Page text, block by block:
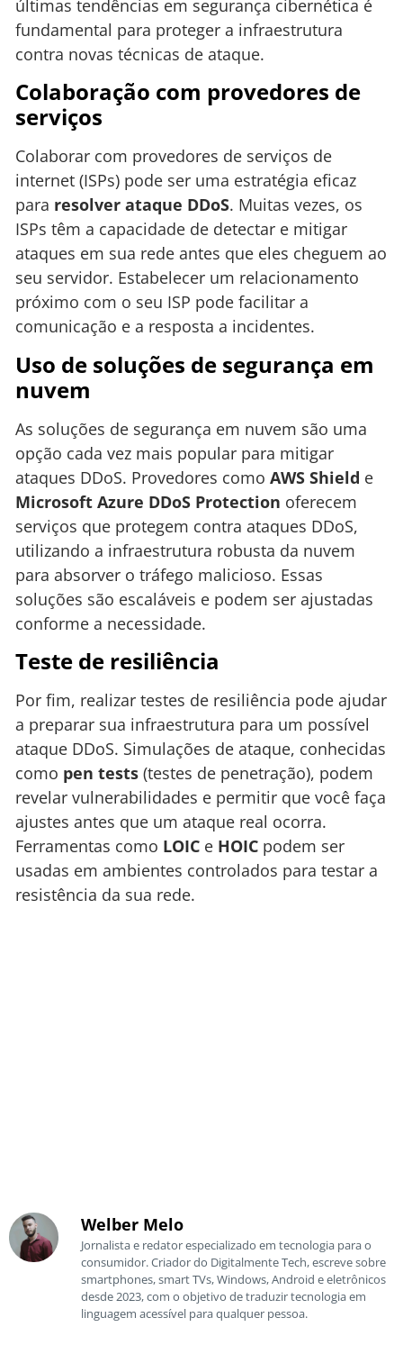
últimas tendências em segurança cibernética é
fundamental para proteger a infraestrutura
contra novas técnicas de ataque.
Colaboração com provedores de
serviços
Colaborar com provedores de serviços de
internet (ISPs) pode ser uma estratégia eficaz
para resolver ataque DDoS. Muitas vezes, os
ISPs têm a capacidade de detectar e mitigar
ataques em sua rede antes que eles cheguem ao
seu servidor. Estabelecer um relacionamento
próximo com o seu ISP pode facilitar a
comunicação e a resposta a incidentes.
Uso de soluções de segurança em
nuvem
As soluções de segurança em nuvem são uma
opção cada vez mais popular para mitigar
ataques DDoS. Provedores como AWS Shield e
Microsoft Azure DDoS Protection oferecem
serviços que protegem contra ataques DDoS,
utilizando a infraestrutura robusta da nuvem
para absorver o tráfego malicioso. Essas
soluções são escaláveis e podem ser ajustadas
conforme a necessidade.
Teste de resiliência
Por fim, realizar testes de resiliência pode ajudar
a preparar sua infraestrutura para um possível
ataque DDoS. Simulações de ataque, conhecidas
como pen tests (testes de penetração), podem
revelar vulnerabilidades e permitir que você faça
ajustes antes que um ataque real ocorra.
Ferramentas como LOIC e HOIC podem ser
usadas em ambientes controlados para testar a
resistência da sua rede.
Welber Melo
Jornalista e redator especializado em tecnologia para o
consumidor. Criador do Digitalmente Tech, escreve sobre
smartphones, smart TVs, Windows, Android e eletrônicos
desde 2023, com o objetivo de traduzir tecnologia em
linguagem acessível para qualquer pessoa.